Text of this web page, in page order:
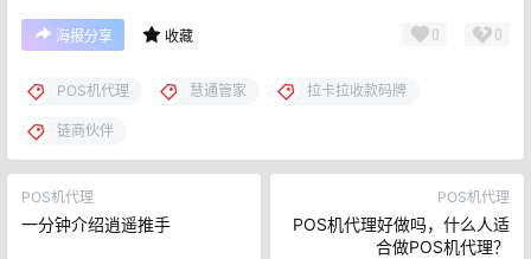
海报分享 收藏 0 0
POS机代理 慧通管家 拉卡拉收款码牌
链商伙伴
POS机代理
一分钟介绍逍遥推手
POS机代理
POS机代理好做吗，什么人适
合做POS机代理？